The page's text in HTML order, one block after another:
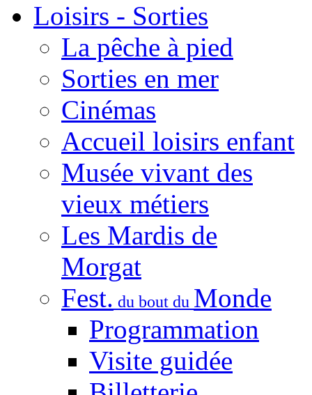
Loisirs - Sorties
La pêche à pied
Sorties en mer
Cinémas
Accueil loisirs enfant
Musée vivant des
vieux métiers
Les Mardis de
Morgat
Fest. du bout du Monde
Programmation
Visite guidée